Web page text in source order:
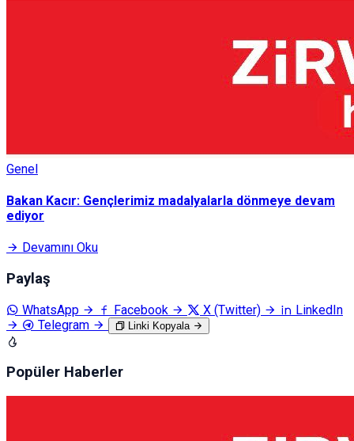
Genel
Bakan Kacır: Gençlerimiz madalyalarla dönmeye devam
ediyor
Devamını Oku
Paylaş
WhatsApp Facebook X (Twitter)
LinkedIn
Telegram
Linki Kopyala
Popüler Haberler